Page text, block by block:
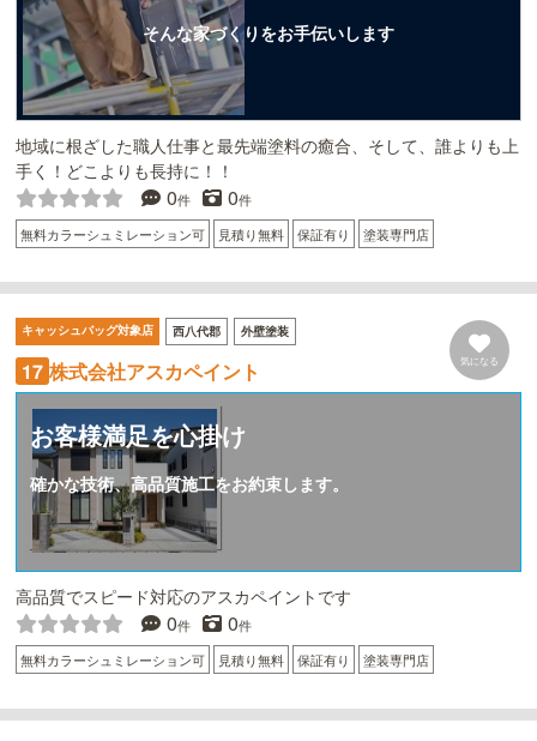
そんな家づくりをお手伝いします
地域に根ざした職人仕事と最先端塗料の癒合、そして、誰よりも上
手く！どこよりも長持に！！
0件 0件
無料カラーシュミレーション可 見積り無料 保証有り 塗装専門店
キャッシュバッグ対象店 西八代郡 外壁塗装
17 株式会社アスカペイント 気になる
お客様満足を心掛け
確かな技術、高品質施工をお約束します。
高品質でスピード対応のアスカペイントです
0件 0件
無料カラーシュミレーション可 見積り無料 保証有り 塗装専門店